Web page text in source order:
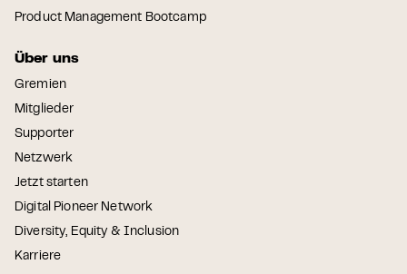
Product Management Bootcamp
Über uns
Gremien
Mitglieder
Supporter
Netzwerk
Jetzt starten
Digital Pioneer Network
Diversity, Equity & Inclusion
Karriere